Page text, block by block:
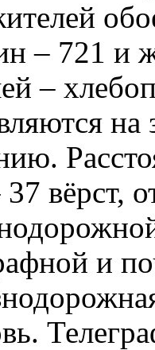
– 721 и
–
37 вёрст,
и